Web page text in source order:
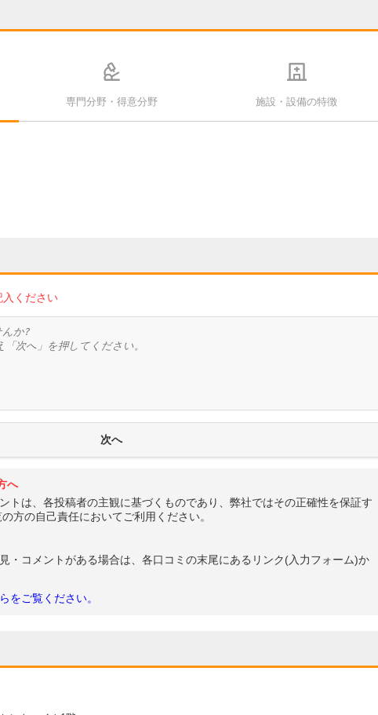
専門分野・得意分野 施設・設備の特徴
ください
へ
トは、各投稿者の主観に基づくものであり、弊社ではその正確性を保証す
方の自己責任においてご利用ください。
・コメントがある場合は、各口コミの末尾にあるリンク(入力フォーム)か
をご覧ください。